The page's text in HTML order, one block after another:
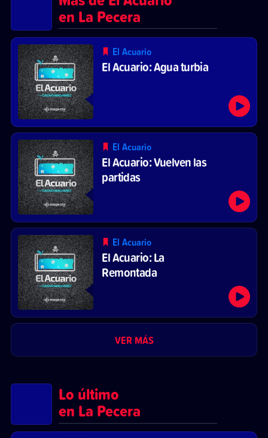
en La Pecera
El Acuario
El Acuario: Agua turbia
El Acuario
El Acuario: Vuelven las
partidas
El Acuario
El Acuario: La
Remontada
VER MÁS
Lo último
en La Pecera